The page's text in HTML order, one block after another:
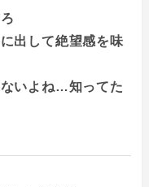
出して絶望感を味
いよね…知ってた